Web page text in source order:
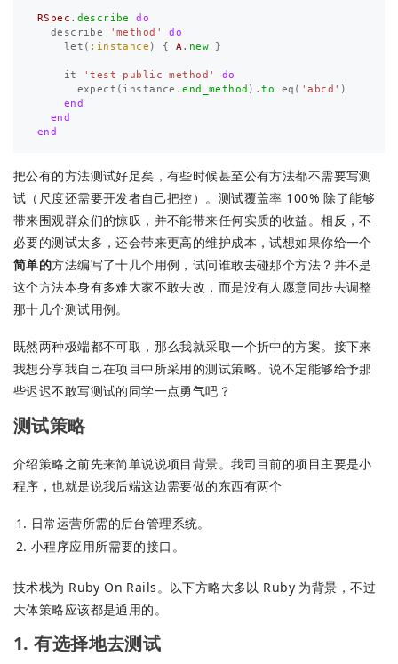
RSpec . describe
do
describe
'method'
do
let ( :instance ) { A. new }
it 'test public method'
do
expect ( instance .end_method ).to eq ( 'abcd' )
end
end
end
把公有的方法测试好足矣，有些时候甚至公有方法都不需要写测
试（尺度还需要开发者自己把控）。测试覆盖率 100% 除了能够
带来围观群众们的惊叹，并不能带来任何实质的收益。相反，不
必要的测试太多，还会带来更高的维护成本，试想如果你给一个
简单的方法编写了十几个用例，试问谁敢去碰那个方法？并不是
这个方法本身有多难大家不敢去改，而是没有人愿意同步去调整
那十几个测试用例。
既然两种极端都不可取，那么我就采取一个折中的方案。接下来
我想分享我自己在项目中所采用的测试策略。说不定能够给予那
些迟迟不敢写测试的同学一点勇气吧？
测试策略
介绍策略之前先来简单说说项目背景。我司目前的项目主要是小
程序，也就是说我后端这边需要做的东西有两个
日常运营所需的后台管理系统。
小程序应用所需要的接口。
技术栈为 Ruby On Rails。以下方略大多以 Ruby 为背景，不过
大体策略应该都是通用的。
1. 有选择地去测试